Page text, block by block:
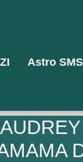
Astro SMS